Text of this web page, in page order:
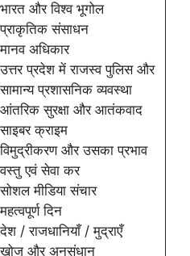
भारत और विश्व भूगोल
प्राकृतिक संसाधन
मानव अधिकार
उत्तर प्रदेश में राजस्व पुलिस और
सामान्य प्रशासनिक व्यवस्था
आंतरिक सुरक्षा और आतंकवाद
साइबर क्राइम
विमुद्रीकरण और उसका प्रभाव
वस्तु एवं सेवा कर
सोशल मीडिया संचार
महत्वपूर्ण दिन
देश / राजधानियाँ / मुद्राएँ
खोज और अनुसंधान